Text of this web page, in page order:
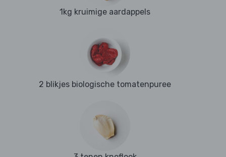
1kg kruimige aardappels
2 blikjes biologische tomatenpuree